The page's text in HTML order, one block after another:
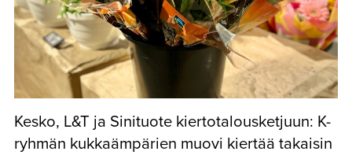
Kesko, L&T ja Sinituote kiertotalousketjuun: K-
ryhmän kukkaämpärien muovi kiertää takaisin